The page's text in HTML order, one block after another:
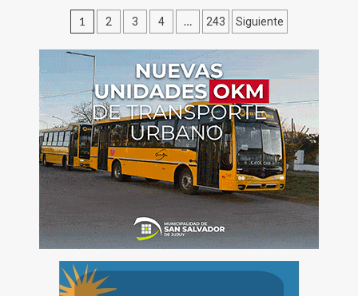
Paginación
de
entradas
1 2 3 4 … 243 Siguiente